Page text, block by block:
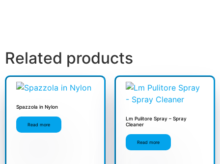
Related products
Spazzola in Nylon
Read more
Lm Pulitore Spray – Spray
Cleaner
Read more